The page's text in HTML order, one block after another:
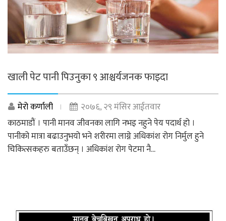
खाली पेट पानी पिउनुका ९ आश्चर्यजनक फाइदा
मेरो कर्णाली
२०७६, २९ मंसिर आईतवार
काठमाडौं । पानी मानव जीवनका लागि नभइ नहुने पेय पदार्थ हो ।
पानीको मात्रा बढाउनुभयो भने शरीरमा लाग्ने अधिकांश रोग निर्मुल हुने
चिकित्सकहरु बताउँछन् । अधिकांश रोग पेटमा नै...